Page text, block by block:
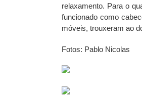
relaxamento. Para o
funcionado como
móveis, trouxeram ao
Fotos: Pablo Nicolas